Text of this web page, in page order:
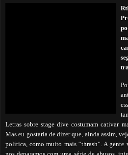
Letras sobre stage dive costumam cativar
Mas eu gostaria de dizer que, ainda assim,
política, como muito mais “thrash”. A